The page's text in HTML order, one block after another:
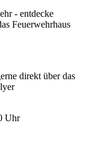
- entdecke
Feuerwehrhaus
direkt über das
Uhr